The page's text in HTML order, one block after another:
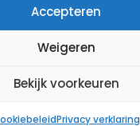
Accepteren
Weigeren
Bekijk voorkeuren
Privacy verklaring
SNA certificering